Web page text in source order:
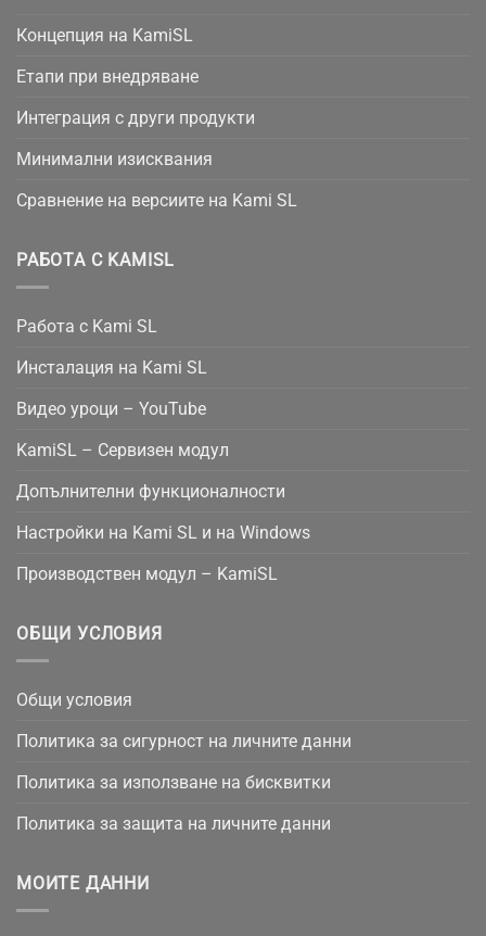
Концепция на KamiSL
Етапи при внедряване
Интеграция с други продукти
Минимални изисквания
Сравнение на версиите на Kami SL
РАБОТА С KAMISL
Работа с Kami SL
Инсталация на Kami SL
Видео уроци – YouTube
KamiSL – Сервизен модул
Допълнителни функционалности
Настройки на Kami SL и на Windows
Производствен модул – KamiSL
ОБЩИ УСЛОВИЯ
Общи условия
Политика за сигурност на личните данни
Политика за използване на бисквитки
Политика за защита на личните данни
МОИТЕ ДАННИ